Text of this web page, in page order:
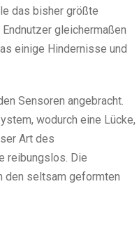
das bisher größte
gleichermaßen
einige Hindernisse und
Sensoren angebracht.
wodurch eine Lücke,
Art des
reibungslos. Die
den seltsam geformten